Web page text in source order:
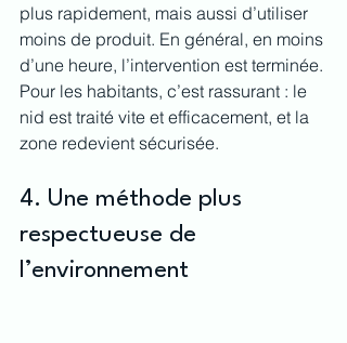
plus rapidement, mais aussi d’utiliser
moins de produit. En général, en moins
d’une heure, l’intervention est terminée.
Pour les habitants, c’est rassurant : le
nid est traité vite et efficacement, et la
zone redevient sécurisée.
4. Une méthode plus
respectueuse de
l’environnement